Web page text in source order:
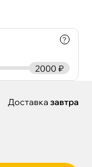
?
2000 ₽
Доставка завтра